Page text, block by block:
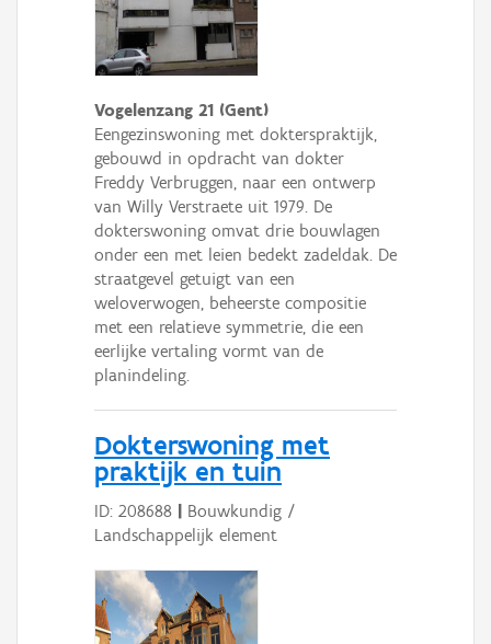
Vogelenzang 21 (Gent)
Eengezinswoning met dokterspraktijk,
gebouwd in opdracht van dokter
Freddy Verbruggen, naar een ontwerp
van Willy Verstraete uit 1979. De
dokterswoning omvat drie bouwlagen
onder een met leien bedekt zadeldak. De
straatgevel getuigt van een
weloverwogen, beheerste compositie
met een relatieve symmetrie, die een
eerlijke vertaling vormt van de
planindeling.
Dokterswoning met
praktijk en tuin
ID: 208688 | Bouwkundig /
Landschappelijk element